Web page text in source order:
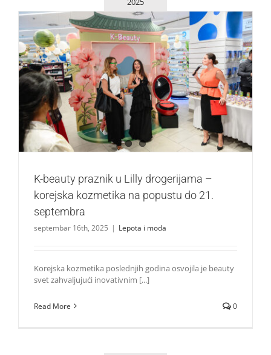
K-beauty praznik u Lilly drogerijama – korejska kozmetika
na popustu do 21. septembra
Lepota i moda
K-beauty praznik u Lilly drogerijama –
korejska kozmetika na popustu do 21.
septembra
septembar 16th, 2025 | Lepota i moda
Korejska kozmetika poslednjih godina osvojila je beauty
svet zahvaljujući inovativnim [...]
Read More 0